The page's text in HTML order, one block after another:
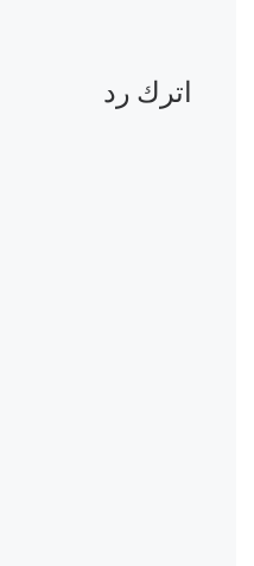
اترك رد